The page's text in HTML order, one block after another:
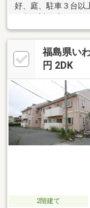
好、庭、駐車３台以
ヶ所、対面式キッ
ｍ 郵便局まで約
1.2km小学校まで約
福島県い
円 2DK
2階建て